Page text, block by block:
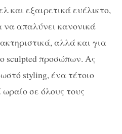
και εξαιρετικά ευέλικτο,
να απαλύνει κανονικά
αλλά και για
sculpted προσώπων. Ας
styling, ένα τέτοιο
σε όλους τους